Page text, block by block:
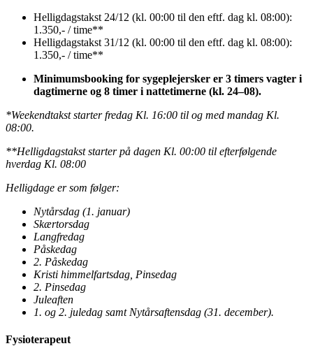
Helligdagstakst 24/12 (kl. 00:00 til den eftf. dag kl. 08:00):
1.350,- / time**
Helligdagstakst 31/12 (kl. 00:00 til den eftf. dag kl. 08:00):
1.350,- / time**
Minimumsbooking for sygeplejersker er 3 timers vagter i
dagtimerne og 8 timer i nattetimerne (kl. 24–08).
*Weekendtakst starter fredag Kl. 16:00 til og med mandag Kl.
08:00.
**Helligdagstakst starter på dagen Kl. 00:00 til efterfølgende
hverdag Kl. 08:00
Helligdage er som følger:
Nytårsdag (1. januar)
Skærtorsdag
Langfredag
Påskedag
2. Påskedag
Kristi himmelfartsdag, Pinsedag
2. Pinsedag
Juleaften
1. og 2. juledag samt Nytårsaftensdag (31. december).
Fysioterapeut